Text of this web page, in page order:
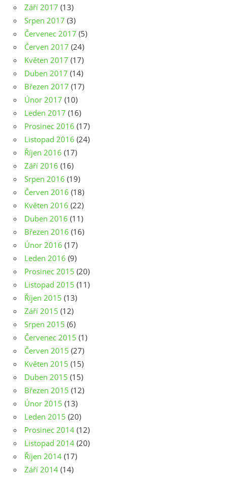
Září 2017 (13)
Srpen 2017 (3)
Červenec 2017 (5)
Červen 2017 (24)
Květen 2017 (17)
Duben 2017 (14)
Březen 2017 (17)
Únor 2017 (10)
Leden 2017 (16)
Prosinec 2016 (17)
Listopad 2016 (24)
Říjen 2016 (17)
Září 2016 (16)
Srpen 2016 (19)
Červen 2016 (18)
Květen 2016 (22)
Duben 2016 (11)
Březen 2016 (16)
Únor 2016 (17)
Leden 2016 (9)
Prosinec 2015 (20)
Listopad 2015 (11)
Říjen 2015 (13)
Září 2015 (12)
Srpen 2015 (6)
Červenec 2015 (1)
Červen 2015 (27)
Květen 2015 (15)
Duben 2015 (15)
Březen 2015 (12)
Únor 2015 (13)
Leden 2015 (20)
Prosinec 2014 (12)
Listopad 2014 (20)
Říjen 2014 (17)
Září 2014 (14)